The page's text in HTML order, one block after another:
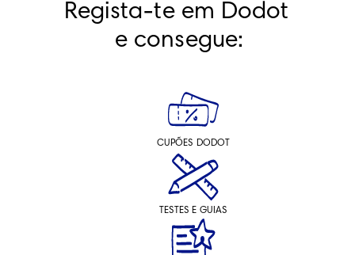
Regista-te em Dodot
e consegue:
CUPÕES DODOT
TESTES E GUIAS